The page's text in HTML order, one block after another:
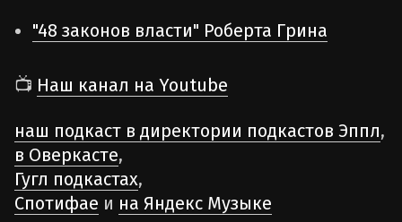
"48 законов власти" Роберта Грина
📺 Наш канал на Youtube
наш подкаст в директории подкастов Эппл,
в Оверкасте,
Гугл подкастах,
Спотифае и на Яндекс Музыке